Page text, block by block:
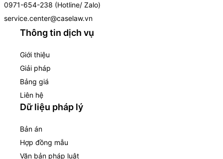
0971-654-238 (Hotline/ Zalo)
service.center@caselaw.vn
Thông tin dịch vụ
Giới thiệu
Giải pháp
Bảng giá
Liên hệ
Dữ liệu pháp lý
Bản án
Hợp đồng mẫu
Văn bản pháp luật